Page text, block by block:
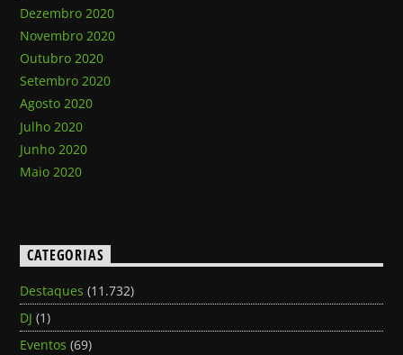
Dezembro 2020
Novembro 2020
Outubro 2020
Setembro 2020
Agosto 2020
Julho 2020
Junho 2020
Maio 2020
CATEGORIAS
Destaques (11.732)
DJ (1)
Eventos (69)